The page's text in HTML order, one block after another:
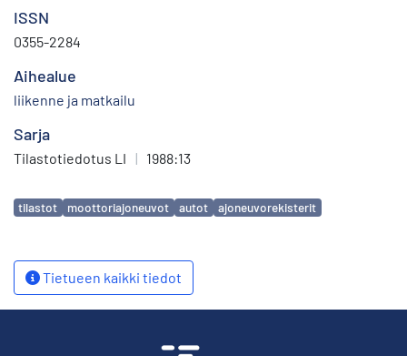
ISSN
0355-2284
Aihealue
liikenne ja matkailu
Sarja
Tilastotiedotus LI | 1988:13
Avainsanat
tilastot moottoriajoneuvot autot ajoneuvorekisterit
Tietueen kaikki tiedot